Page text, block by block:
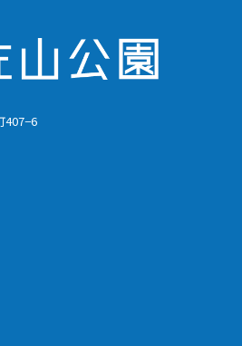
407−6